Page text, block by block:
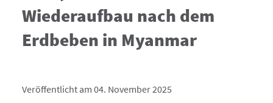
Wiederaufbau nach dem
Erdbeben in Myanmar
Veröffentlicht am 04. November 2025